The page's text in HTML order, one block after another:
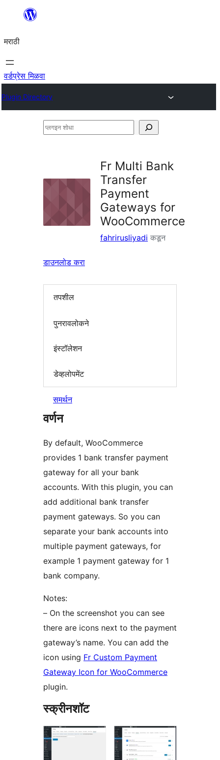
सामुग्रीवर
मराठी
वर्डप्रेस मिळवा
Plugin Directory
प्लगइन
Fr Multi Bank
Transfer
Payment
Gateways for
WooCommerce
fahrirusliyadi कडून
डाउनलोड करा
तपशील
पुनरावलोकने
इंस्टॉलेशन
डेव्हलोपमेंट
समर्थन
वर्णन
By default, WooCommerce
provides 1 bank transfer payment
gateway for all your bank
accounts. With this plugin, you can
add additional bank transfer
payment gateways. So you can
separate your bank accounts into
multiple payment gateways, for
example 1 payment gateway for 1
bank company.
Notes:
– On the screenshot you can see
there are icons next to the payment
gateway’s name. You can add the
icon using Fr Custom Payment
Gateway Icon for WooCommerce
plugin.
स्क्रीनशॉट